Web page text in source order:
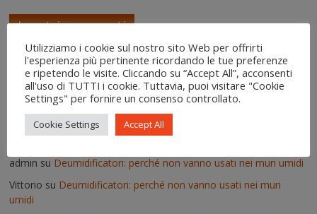
I vostri commenti
adminsuLe pitture silossaniche tra pregi e difetti
Angelasu Le pitture silossaniche tra pregi e difetti
Aldo Liguori suLa nuova scienza sembra finalmente riconoscere
le intuizioni dei più grandi ricercatori sull’acqua
admin su Deumidificatori: perché non vanno usati nei muri umidi
Vittorio su Deumidificatori: perché non vanno usati nei muri
umidi
Utilizziamo i cookie sul nostro sito Web per offrirti
l'esperienza più pertinente ricordando le tue preferenze
e ripetendo le visite. Cliccando su “Accept All”, acconsenti
all'uso di TUTTI i cookie. Tuttavia, puoi visitare "Cookie
Settings" per fornire un consenso controllato.
Cookie Settings Accept All